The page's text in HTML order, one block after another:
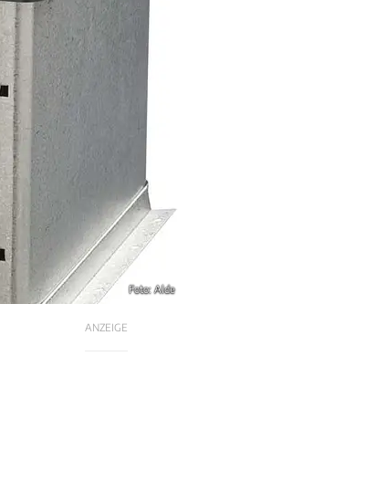
Foto: Alde
ANZEIGE